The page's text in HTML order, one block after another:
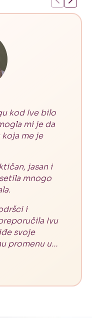
kod Ive bilo
mi je da
me je
jasan i
mnogo
i
Ivu
svoje
promenu u